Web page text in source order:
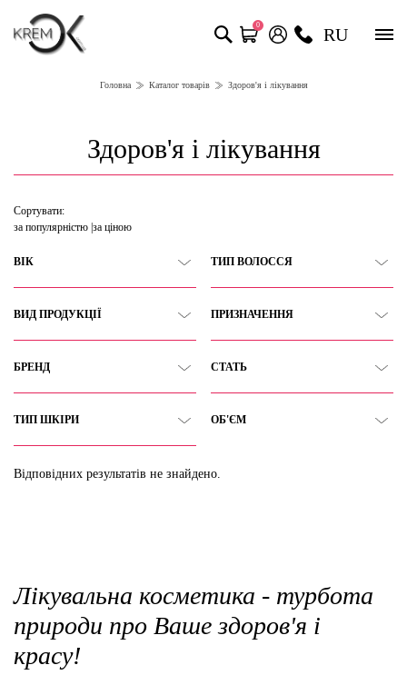
0 RU
Головна Каталог товарів Здоров'я і лікування
Здоров'я і лікування
Сортувати:
за популярністю за ціною
ВІК ТИП ВОЛОССЯ
ВИД ПРОДУКЦІЇ ПРИЗНАЧЕННЯ
БРЕНД СТАТЬ
ТИП ШКІРИ ОБ'ЄМ
Відповідних результатів не знайдено.
Лікувальна косметика - турбота
природи про Ваше здоров'я і
красу!